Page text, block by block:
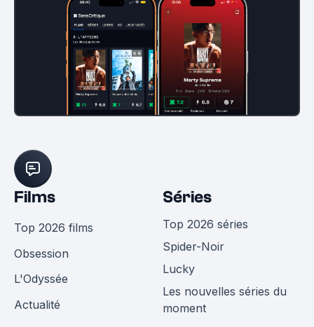
Films
Top 2026 films
Obsession
L'Odyssée
Actualité
Séries
Top 2026 séries
Spider-Noir
Lucky
Les nouvelles séries du
moment